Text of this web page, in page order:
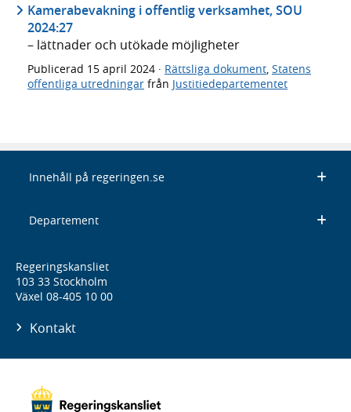
Kamerabevakning i offentlig verksamhet, SOU
2024:27
– lättnader och utökade möjligheter
Publicerad 15 april 2024 · Rättsliga dokument Statens
offentliga utredningar från Justitiedepartementet
Innehåll på regeringen.se
Departement
Regeringskansliet
103 33 Stockholm
Växel 08-405 10 00
Kontakt